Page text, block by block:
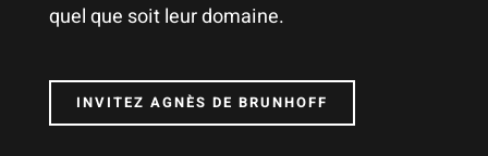
quel que soit leur domaine.
INVITEZ AGNÈS DE BRUNHOFF